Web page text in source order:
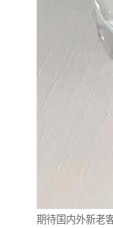
期待国内外新老